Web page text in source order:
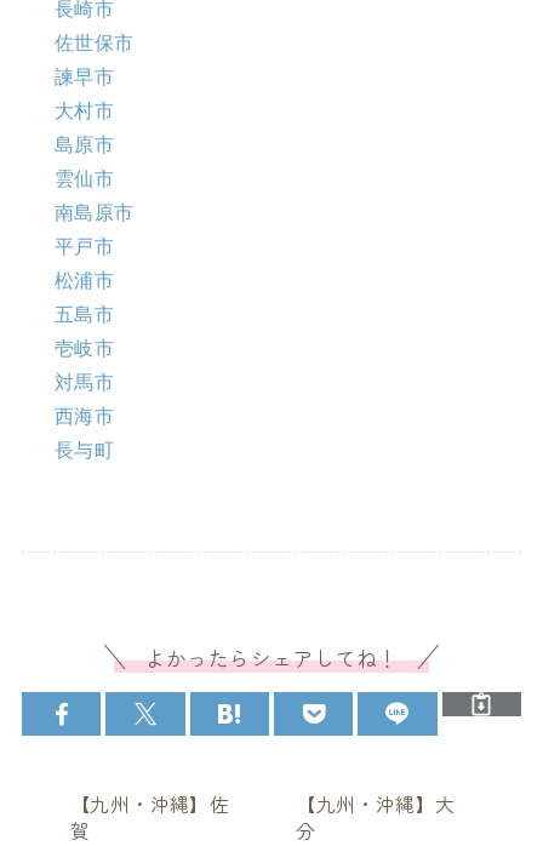
長崎市
佐世保市
諫早市
大村市
島原市
雲仙市
南島原市
平戸市
松浦市
五島市
壱岐市
対馬市
西海市
長与町
よかったらシェアしてね！
【九州・沖縄】佐
賀
【九州・沖縄】大
分